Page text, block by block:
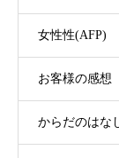
女性性(AFP)
お客様の感想
からだのはな